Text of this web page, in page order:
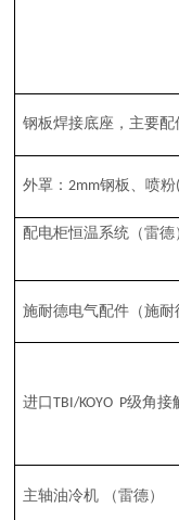
钢板焊接底座 ，主要
外罩：2mm钢板、喷粉
配电柜恒温系统 （雷德
施耐德电气配件 （施耐
进口TBI/KOYO P级角接
主轴油冷机 （雷德）